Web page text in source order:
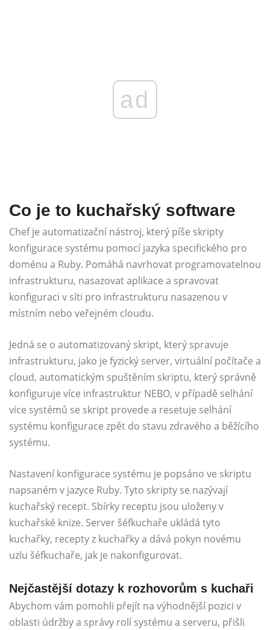
ad
Co je to kuchařský software
Chef je automatizační nástroj, který píše skripty
konfigurace systému pomocí jazyka specifického pro
doménu a Ruby. Pomáhá navrhovat programovatelnou
infrastrukturu, nasazovat aplikace a spravovat
konfiguraci v síti pro infrastrukturu nasazenou v
místním nebo veřejném cloudu.
Jedná se o automatizovaný skript, který spravuje
infrastrukturu, jako je fyzický server, virtuální počítače a
cloud, automatickým spuštěním skriptu, který správně
konfiguruje více infrastruktur NEBO, v případě selhání
více systémů se skript provede a resetuje selhání
systému konfigurace zpět do stavu zdravého a běžícího
systému.
Nastavení konfigurace systému je popsáno ve skriptu
napsaném v jazyce Ruby. Tyto skripty se nazývají
kuchařský recept. Sbírky receptu jsou uloženy v
kuchařské knize. Server šéfkuchaře ukládá tyto
kuchařky, recepty z kuchařky a dává pokyn novému
uzlu šéfkuchaře, jak je nakonfigurovat.
Nejčastější dotazy k rozhovorům s kuchaři
Abychom vám pomohli přejít na výhodnější pozici v
oblasti údržby a správy rolí systému a serveru, přišli